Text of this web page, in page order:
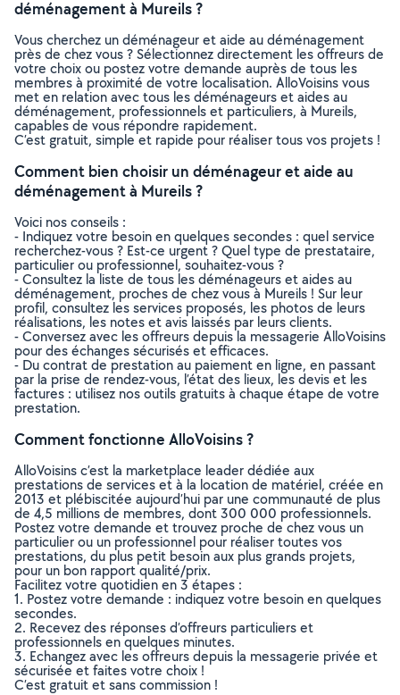
déménagement à Mureils ?
Vous cherchez un déménageur et aide au déménagement
près de chez vous ? Sélectionnez directement les offreurs de
votre choix ou postez votre demande auprès de tous les
membres à proximité de votre localisation. AlloVoisins vous
met en relation avec tous les déménageurs et aides au
déménagement, professionnels et particuliers, à Mureils,
capables de vous répondre rapidement.
C’est gratuit, simple et rapide pour réaliser tous vos projets !
Comment bien choisir un déménageur et aide au
déménagement à Mureils ?
Voici nos conseils :
- Indiquez votre besoin en quelques secondes : quel service
recherchez-vous ? Est-ce urgent ? Quel type de prestataire,
particulier ou professionnel, souhaitez-vous ?
- Consultez la liste de tous les déménageurs et aides au
déménagement, proches de chez vous à Mureils ! Sur leur
profil, consultez les services proposés, les photos de leurs
réalisations, les notes et avis laissés par leurs clients.
- Conversez avec les offreurs depuis la messagerie AlloVoisins
pour des échanges sécurisés et efficaces.
- Du contrat de prestation au paiement en ligne, en passant
par la prise de rendez-vous, l’état des lieux, les devis et les
factures : utilisez nos outils gratuits à chaque étape de votre
prestation.
Comment fonctionne AlloVoisins ?
AlloVoisins c’est la marketplace leader dédiée aux
prestations de services et à la location de matériel, créée en
2013 et plébiscitée aujourd’hui par une communauté de plus
de 4,5 millions de membres, dont 300 000 professionnels.
Postez votre demande et trouvez proche de chez vous un
particulier ou un professionnel pour réaliser toutes vos
prestations, du plus petit besoin aux plus grands projets,
pour un bon rapport qualité/prix.
Facilitez votre quotidien en 3 étapes :
1. Postez votre demande : indiquez votre besoin en quelques
secondes.
2. Recevez des réponses d’offreurs particuliers et
professionnels en quelques minutes.
3. Echangez avec les offreurs depuis la messagerie privée et
sécurisée et faites votre choix !
C’est gratuit et sans commission !